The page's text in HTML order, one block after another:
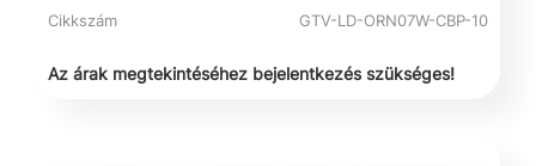
Cikkszám GTV-LD-ORN07W-CBP-10
Az árak megtekintéséhez bejelentkezés szükséges!